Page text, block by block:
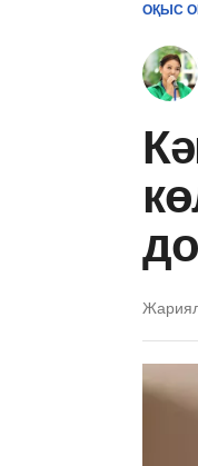
ОҚЫС